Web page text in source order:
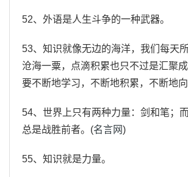
52、外语是人生斗争的一种武器。
53、知识就像无边的海洋，我们每天
沧海一粟，点滴积累也只不过是汇聚成
要不断地学习，不断地积累，不断地向
54、世界上只有两种力量：剑和笔；
总是战胜前者。(名言网)
55、知识就是力量。